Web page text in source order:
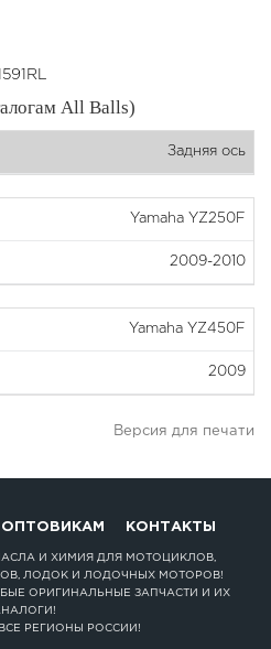
All Balls)
Задняя ось
Yamaha YZ250F
2009-2010
Yamaha YZ450F
2009
Версия для печати
ОПТОВИКАМ КОНТАКТЫ
И ХИМИЯ ДЛЯ МОТОЦИКЛОВ,
ЛОДОК И ЛОДОЧНЫХ МОТОРОВ!
ОРИГИНАЛЬНЫЕ ЗАПЧАСТИ И ИХ
РЕГИОНЫ РОССИИ!